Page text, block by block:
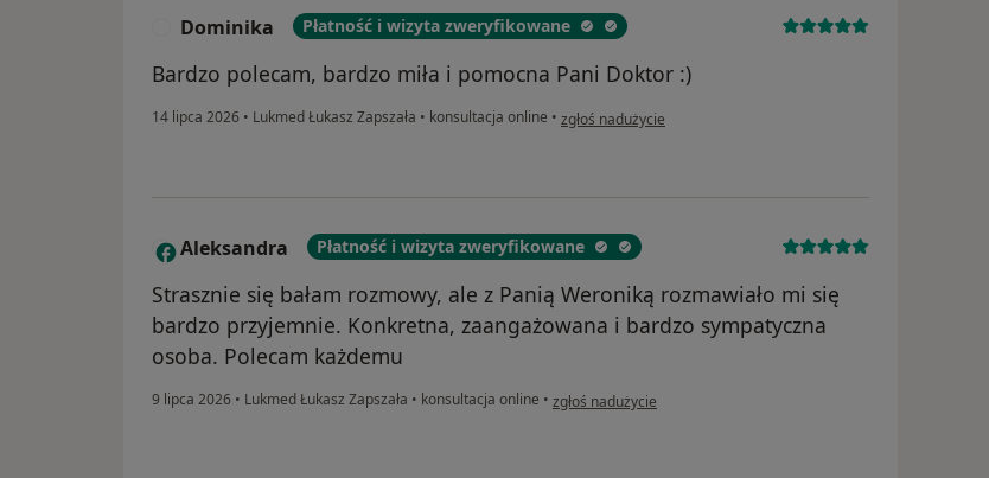
Dominika Płatność i wizyta zweryfikowane
Bardzo polecam, bardzo miła i pomocna Pani Doktor :)
14 lipca 2026 • Lukmed Łukasz Zapszała • konsultacja online • w opinii użytkownika Dominika
zgłoś nadużycie
A Aleksandra Płatność i wizyta zweryfikowane
Strasznie się bałam rozmowy, ale z Panią Weroniką rozmawiało mi się
bardzo przyjemnie. Konkretna, zaangażowana i bardzo sympatyczna
osoba. Polecam każdemu
9 lipca 2026 • Lukmed Łukasz Zapszała • konsultacja online • w opinii użytkownika Aleksandra
zgłoś nadużycie